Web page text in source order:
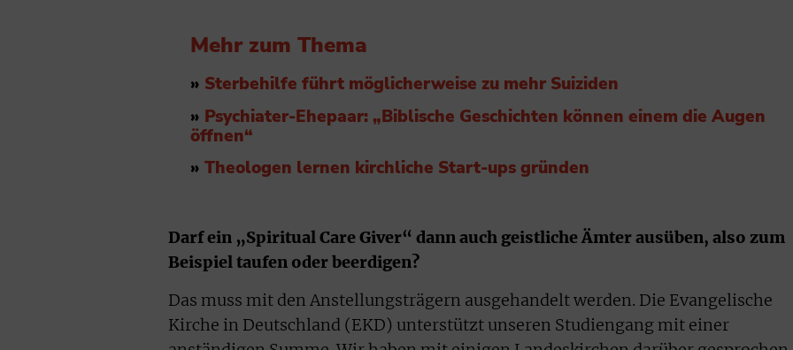
Mehr zum Thema
» Sterbehilfe führt möglicherweise zu mehr Suiziden
» Psychiater-Ehepaar: „Biblische Geschichten können einem die Augen
öffnen“
» Theologen lernen kirchliche Start-ups gründen
Darf ein „Spiritual Care Giver“ dann auch geistliche Ämter ausüben, also zum
Beispiel taufen oder beerdigen?
Das muss mit den Anstellungsträgern ausgehandelt werden. Die Evangelische
Kirche in Deutschland (EKD) unterstützt unseren Studiengang mit einer